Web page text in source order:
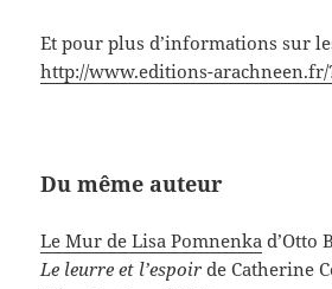
Et pour plus d’informations sur
http://www.editions-arachneen.fr/
Du même auteur
Le Mur de Lisa Pomnenka d’Otto
Le leurre et l’espoir de Catherine